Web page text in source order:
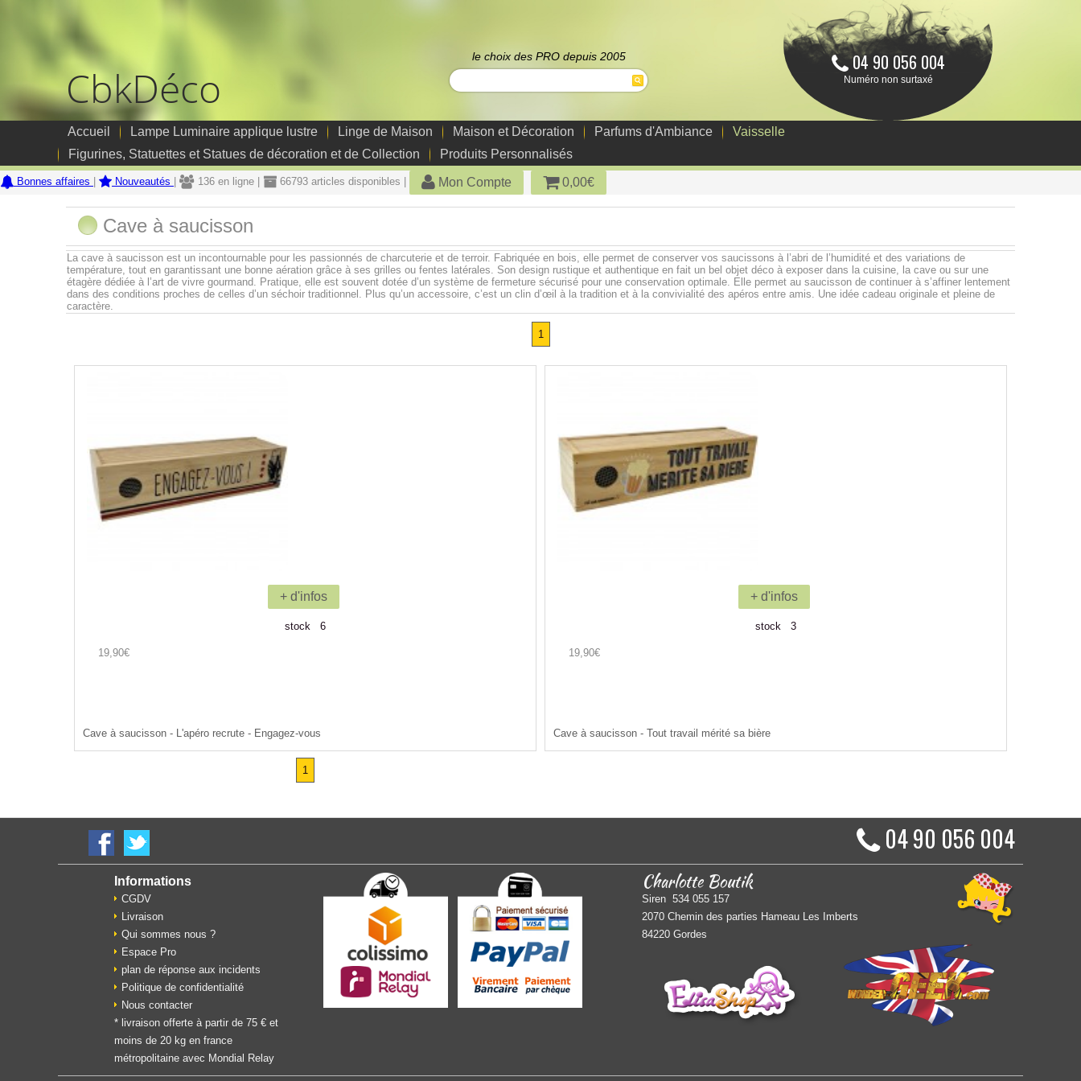
04 90 056 004
Numéro non surtaxé
CbkDéco
le choix des PRO depuis 2005
Accueil Lampe Luminaire applique lustre Linge de Maison Maison et Décoration Parfums d'Ambiance
Vaisselle
Figurines, Statuettes et Statues de décoration et de Collection
Produits Personnalisés
Bonnes affaires Nouveautés 136 en ligne | 66793 articles disponibles | Mon Compte 0,00€
Cave à saucisson
La cave à saucisson est un incontournable pour les passionnés de charcuterie et de terroir. Fabriquée en bois, elle permet de conserver vos saucissons à l’abri de l’humidité et des variations de
température, tout en garantissant une bonne aération grâce à ses grilles ou fentes latérales. Son design rustique et authentique en fait un bel objet déco à exposer dans la cuisine, la cave ou sur une
étagère dédiée à l’art de vivre gourmand. Pratique, elle est souvent dotée d’un système de fermeture sécurisé pour une conservation optimale. Elle permet au saucisson de continuer à s’affiner lentement
dans des conditions proches de celles d’un séchoir traditionnel. Plus qu’un accessoire, c’est un clin d’œil à la tradition et à la convivialité des apéros entre amis. Une idée cadeau originale et pleine de
caractère.
1
+ d'infos
stock 6
19,90€
Cave à saucisson - L'apéro recrute - Engagez-vous
+ d'infos
stock 3
19,90€
Cave à saucisson - Tout travail mérité sa bière
1
04 90 056 004
Informations
CGDV
Livraison
Qui sommes nous ?
Espace Pro
plan de réponse aux incidents
Politique de confidentialité
Nous contacter
* livraison offerte à partir de 75 € et
moins de 20 kg en france
métropolitaine avec Mondial Relay
Charlotte Boutik
Siren 534 055 157
2070 Chemin des parties Hameau Les Imberts
84220 Gordes